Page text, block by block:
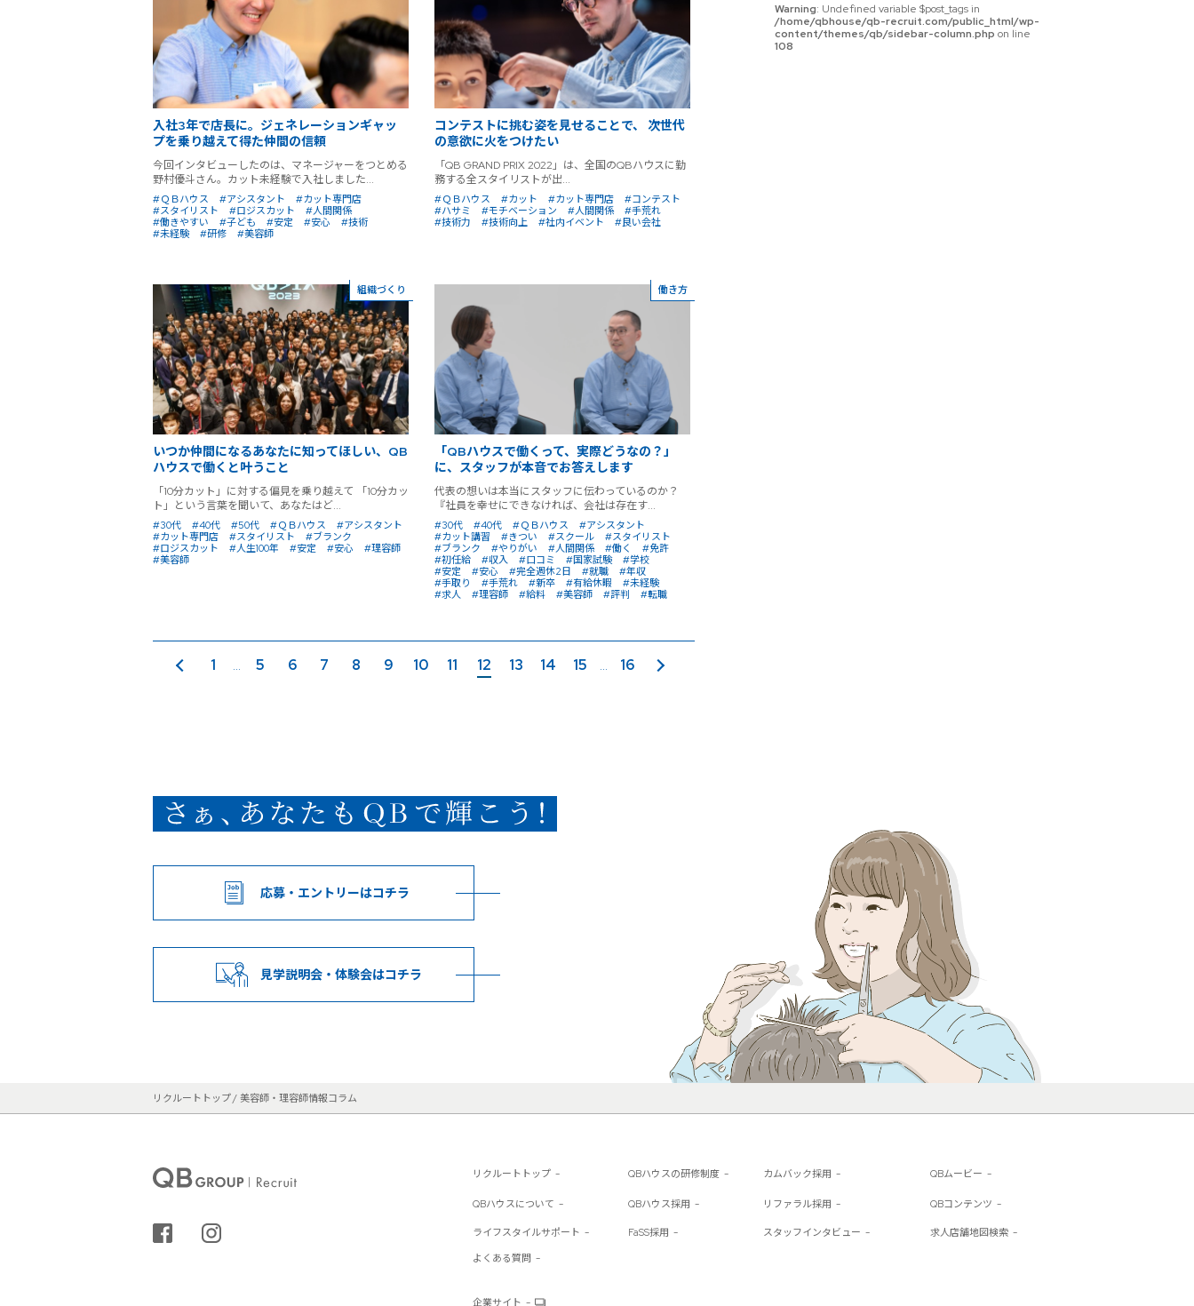
入社3年で店長に。ジェネレーションギャッ
プを乗り越えて得た仲間の信頼
今回インタビューしたのは、マネージャーをつとめる
野村優斗さん。カット未経験で入社しました...
#ＱＢハウス #アシスタント
#カット専門店
#スタイリスト
#ロジスカット
#人間関係
#働きやすい
#子ども #安定 #安心
#技術
#未経験
#研修 #美容師
コンテストに挑む姿を見せることで、 次世代
の意欲に火をつけたい
「QB GRAND PRIX 2022」は、全国のQBハウスに勤
務する全スタイリストが出...
#ＱＢハウス #カット #カット専門店
#コンテスト
#ハサミ
#モチベーション #人間関係
#手荒れ
#技術力
#技術向上 #社内イベント #良い会社
組織づくり
いつか仲間になるあなたに知ってほしい、QB
ハウスで働くと叶うこと
「10分カット」に対する偏見を乗り越えて 「10分カッ
ト」という言葉を聞いて、あなたはど...
#30代 #40代 #50代 #ＱＢハウス
#アシスタント
#カット専門店
#スタイリスト
#ブランク
#ロジスカット
#人生100年 #安定 #安心
#理容師
#美容師
働き方
「QBハウスで働くって、実際どうなの？」
に、スタッフが本音でお答えします
代表の想いは本当にスタッフに伝わっているのか？
『社員を幸せにできなければ、会社は存在す...
#30代 #40代 #ＱＢハウス
#アシスタント
#カット講習
#きつい #スクール
#スタイリスト
#ブランク
#やりがい #人間関係 #働く
#免許
#初任給
#収入 #口コミ #国家試験
#学校
#安定
#安心 #完全週休2日 #就職
#年収
#手取り
#手荒れ #新卒 #有給休暇
#未経験
#求人
#理容師 #給料 #美容師 #評判 #転職
前のページ
1 ... 5 6 7 8 9 10 11 12 13 14 15 ... 16
Warning: Undefined variable $post_tags in
/home/qbhouse/qb-recruit.com/public_html/wp-
content/themes/qb/sidebar-column.php on line
108
応募・エントリーはコチラ
見学説明会・ 体験会はコチラ
リクルートトップ 美容師・理容師情報コラム
シェアする
リクルートトップ
QBハウスについて
ライフスタイルサポート
QBハウスの研修制度
QBハウス採用
FaSS採用
カムバック採用
リファラル採用
スタッフインタビュー
QBムービー
QBコンテンツ
求人店舗地図検索
よくある質問
企業サイト